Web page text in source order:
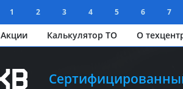
1 2 3 4 5 6 7
Акции Калькулятор ТО О